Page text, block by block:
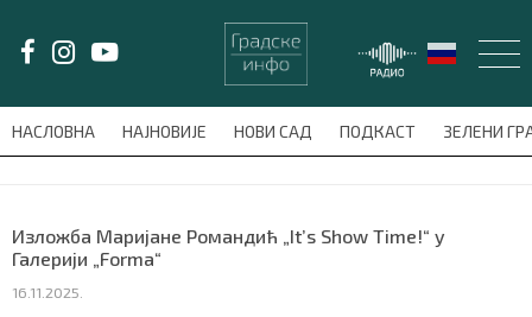
НАСЛОВНА НАЈНОВИЈЕ НОВИ САД ПОДКАСТ ЗЕЛЕНИ
meni'); $this_item = current( wp_filter_object_list(
Изложба Маријане Романдић „It’s Show Time!“ у
Галерији „Forma“
16.11.2025.
LAT/ЋИР
НАЈНОВИЈЕ